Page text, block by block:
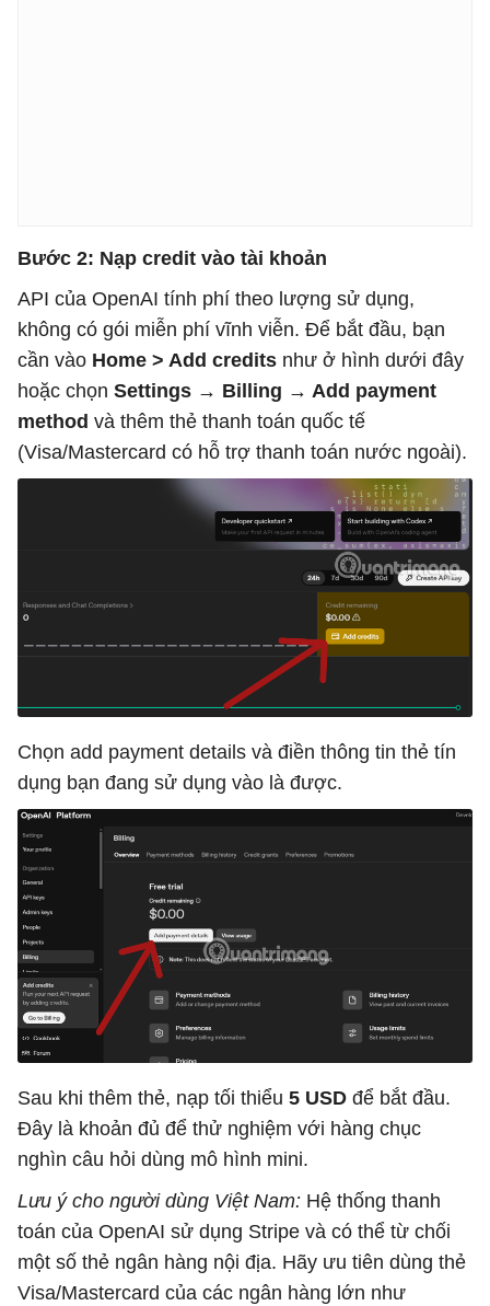
Bước 2: Nạp credit vào tài khoản
API của OpenAI tính phí theo lượng sử dụng,
không có gói miễn phí vĩnh viễn. Để bắt đầu, bạn
cần vào Home > Add credits như ở hình dưới đây
hoặc chọn Settings → Billing → Add payment
method và thêm thẻ thanh toán quốc tế
(Visa/Mastercard có hỗ trợ thanh toán nước ngoài).
Chọn add payment details và điền thông tin thẻ tín
dụng bạn đang sử dụng vào là được.
Sau khi thêm thẻ, nạp tối thiểu 5 USD để bắt đầu.
Đây là khoản đủ để thử nghiệm với hàng chục
nghìn câu hỏi dùng mô hình mini.
Lưu ý cho người dùng Việt Nam: Hệ thống thanh
toán của OpenAI sử dụng Stripe và có thể từ chối
một số thẻ ngân hàng nội địa. Hãy ưu tiên dùng thẻ
Visa/Mastercard của các ngân hàng lớn như